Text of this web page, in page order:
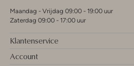
Maandag - Vrijdag 09:00 - 19:00 uur
Zaterdag 09:00 - 17:00 uur
Klantenservice
Account